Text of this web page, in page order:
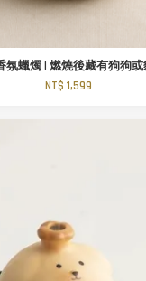
氛蠟燭 I 燃燒後藏有狗狗
NT$ 1,599